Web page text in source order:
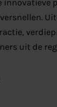
innovatieve
uit de